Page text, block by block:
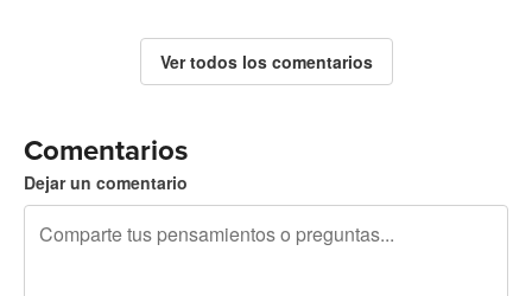
Ver todos los comentarios
Comentarios
Dejar un comentario